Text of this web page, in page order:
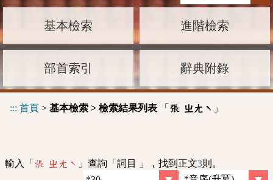
基本檢索 進階檢索
部首索引 辭典附錄
::: 首頁 > 基本檢索 > 檢索結果列表 「 張 ㄓㄤˋ 」
輸入「 張 ㄓㄤˋ 」查詢「詞目 」，找到正文3則。